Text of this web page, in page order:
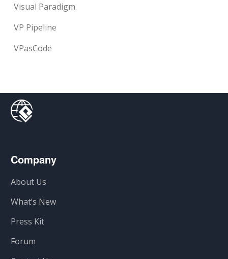
Visual Paradigm
VP Pipeline
VPasCode
Company
About Us
What’s New
Press Kit
Forum